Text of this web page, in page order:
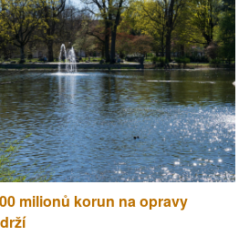
milionů korun na opravy